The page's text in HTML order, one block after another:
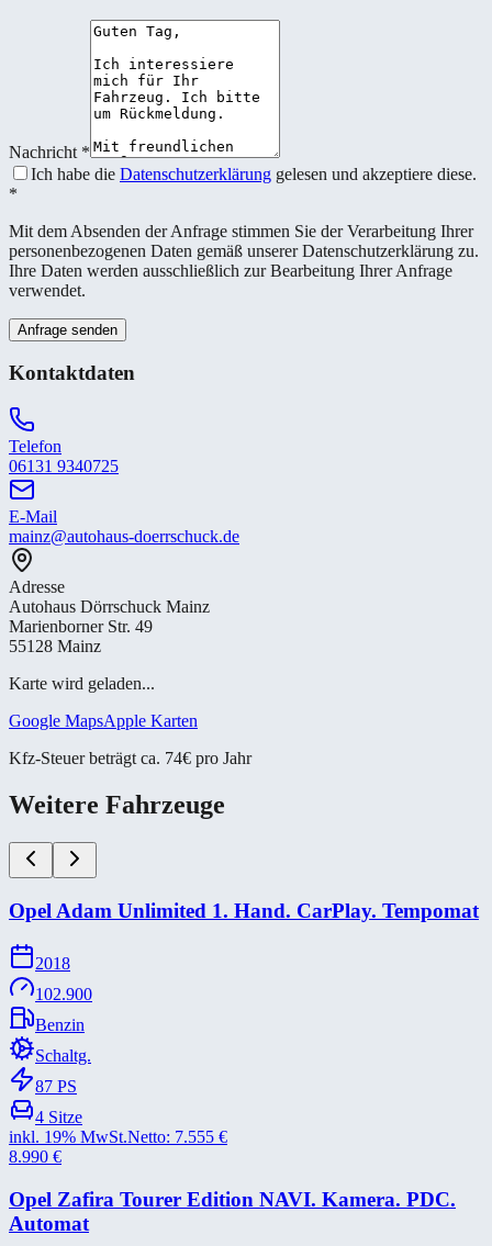
Nachricht *
Ich habe die Datenschutzerklärung gelesen und akzeptiere diese.
*
Mit dem Absenden der Anfrage stimmen Sie der Verarbeitung Ihrer
personenbezogenen Daten gemäß unserer Datenschutzerklärung zu.
Ihre Daten werden ausschließlich zur Bearbeitung Ihrer Anfrage
verwendet.
Anfrage senden
Kontaktdaten
Telefon
06131 9340725
E-Mail
mainz@autohaus-doerrschuck.de
Adresse
Autohaus Dörrschuck Mainz
Marienborner Str. 49
55128 Mainz
Karte wird geladen...
Google MapsApple Karten
Kfz-Steuer beträgt ca. 74€ pro Jahr
Weitere Fahrzeuge
Opel Adam Unlimited 1. Hand. CarPlay. Tempomat
2018
102.900
Benzin
Schaltg.
87 PS
4 Sitze
inkl. 19% MwSt.Netto: 7.555 €
8.990 €
Opel Zafira Tourer Edition NAVI. Kamera. PDC.
Automat